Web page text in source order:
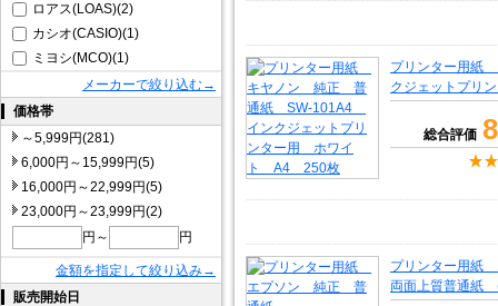
ロアス(LOAS)(2)
カシオ(CASIO)(1)
ミヨシ(MCO)(1)
メーカーで絞り込む→
価格帯
～5,999円(281)
6,000円～15,999円(5)
16,000円～22,999円(5)
23,000円～23,999円(2)
円～
円
金額を指定して絞り込み→
販売開始日
プリンター用
クジェットプ
総合評価
プリンター用
両面上質普通紙